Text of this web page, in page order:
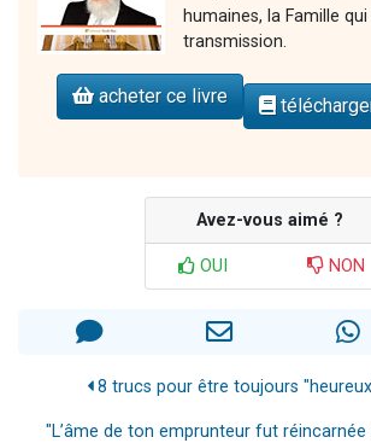
humaines, la Famille
transmission.
acheter ce livre
Avez-vous aimé ?
OUI NON
8 trucs pour être toujours
"L’âme de ton emprunteur fut réincarnée